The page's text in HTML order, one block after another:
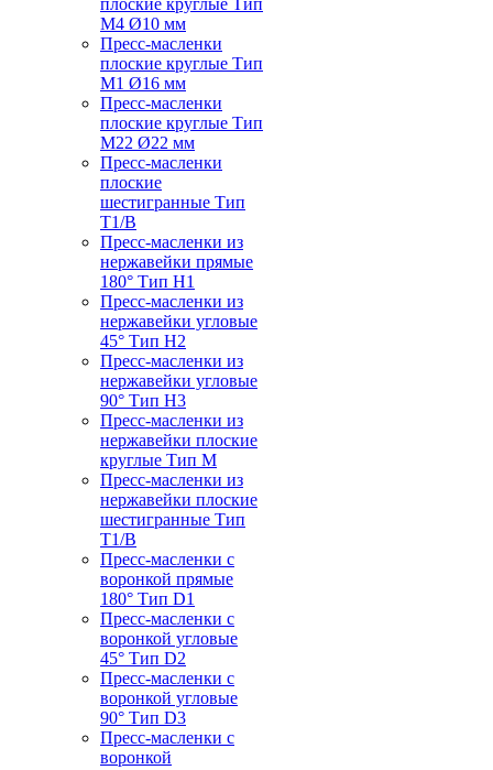
плоские круглые Тип
M4 Ø10 мм
Пресс-масленки
плоские круглые Тип
M1 Ø16 мм
Пресс-масленки
плоские круглые Тип
M22 Ø22 мм
Пресс-масленки
плоские
шестигранные Тип
T1/B
Пресс-масленки из
нержавейки прямые
180° Тип H1
Пресс-масленки из
нержавейки угловые
45° Тип H2
Пресс-масленки из
нержавейки угловые
90° Тип H3
Пресс-масленки из
нержавейки плоские
круглые Тип M
Пресс-масленки из
нержавейки плоские
шестигранные Тип
T1/B
Пресс-масленки с
воронкой прямые
180° Тип D1
Пресс-масленки с
воронкой угловые
45° Тип D2
Пресс-масленки с
воронкой угловые
90° Тип D3
Пресс-масленки с
воронкой